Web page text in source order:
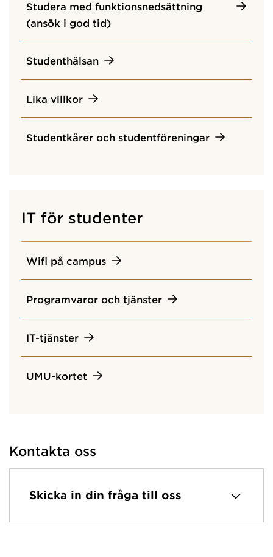
Studera med funktionsnedsättning
(ansök i god tid)
Studenthälsan
Lika villkor
Studentkårer och studentföreningar
IT för studenter
Wifi på campus
Programvaror och tjänster
IT-tjänster
UMU-kortet
Kontakta oss
Skicka in din fråga till oss